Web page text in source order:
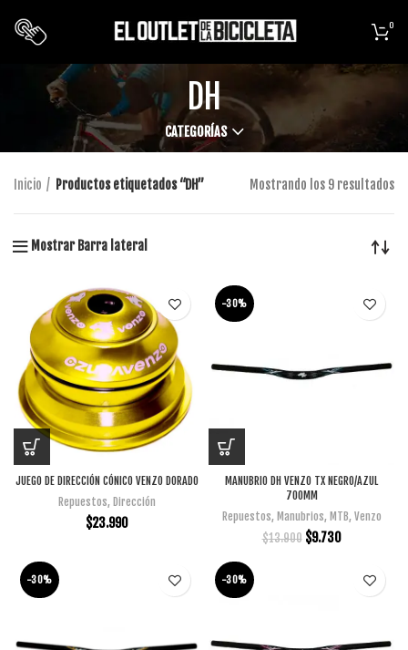
0
DH
CATEGORÍAS
Inicio Productos etiquetados “DH” Mostrando los 9 resultados
Mostrar Barra lateral
JUEGO DE DIRECCIÓN CÓNICO VENZO DORADO
Repuestos, Dirección
$23.990
-30%
MANUBRIO DH VENZO TX NEGRO/AZUL
700MM
Repuestos, Manubrios, MTB, Venzo
$13.900 $9.730
-30% -30%